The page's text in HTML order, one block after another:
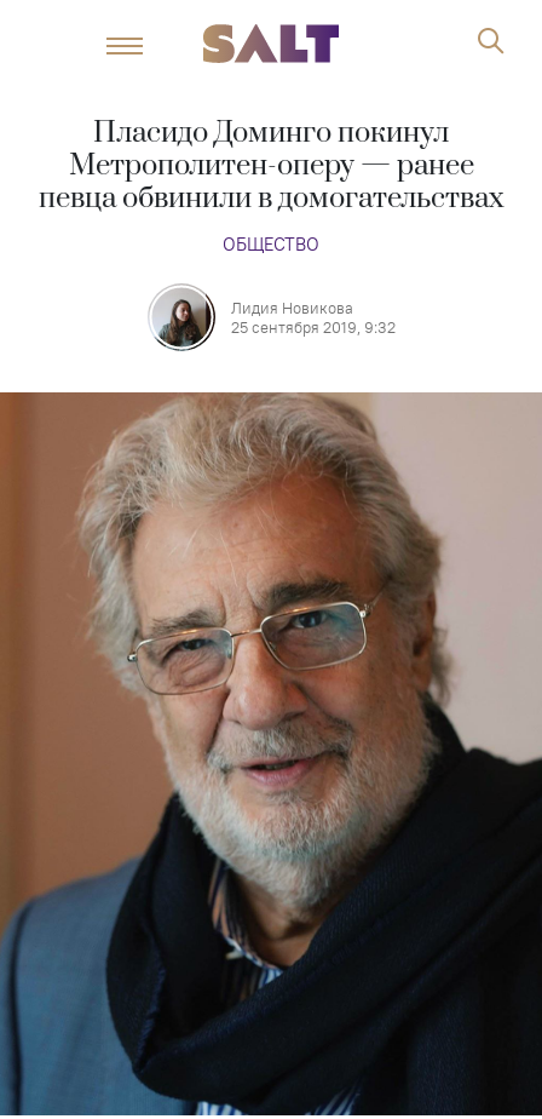
Пласидо Доминго покинул
Метрополитен-оперу — ранее
певца обвинили в домогательствах
ОБЩЕСТВО
Лидия Новикова
25 сентября 2019, 9:32